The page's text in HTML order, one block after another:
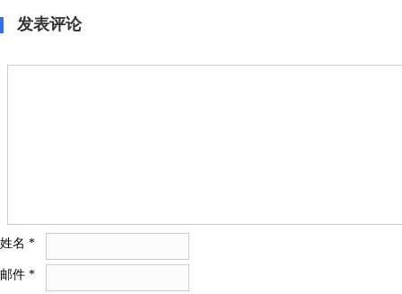
发表评论
姓名 *
邮件 *